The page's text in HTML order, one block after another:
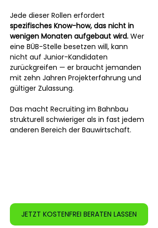
Jede dieser Rollen erfordert
spezifisches Know-how, das nicht in
wenigen Monaten aufgebaut wird. Wer
eine BÜB-Stelle besetzen will, kann
nicht auf Junior-Kandidaten
zurückgreifen — er braucht jemanden
mit zehn Jahren Projekterfahrung und
gültiger Zulassung.
Das macht Recruiting im Bahnbau
strukturell schwieriger als in fast jedem
anderen Bereich der Bauwirtschaft.
JETZT KOSTENFREI BERATEN LASSEN